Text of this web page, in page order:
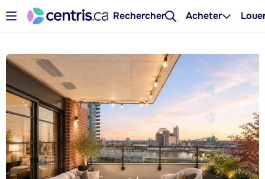
Rechercher Acheter